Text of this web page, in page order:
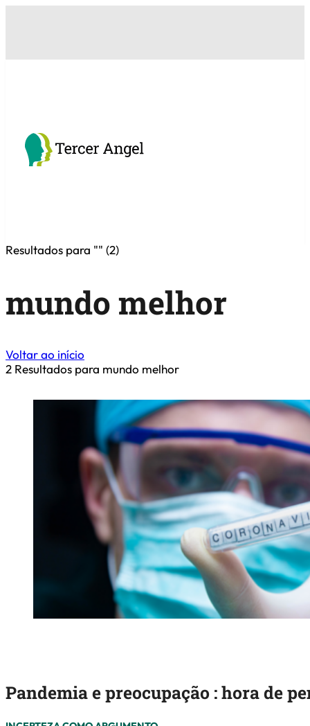
Resultados para "" (2)
mundo melhor
Voltar ao início
2 Resultados para mundo melhor
Pandemia e preocupação : hora de